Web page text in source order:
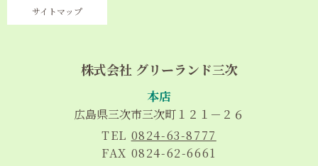
サイトマップ
株式会社 グリーランド三次
本店
広島県三次市三次町１２１－２６
TEL 0824-63-8777
FAX 0824-62-6661